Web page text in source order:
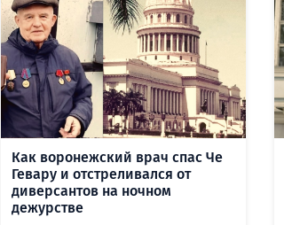
Как воронежский врач спас Че
Гевару и отстреливался от
диверсантов на ночном
дежурстве